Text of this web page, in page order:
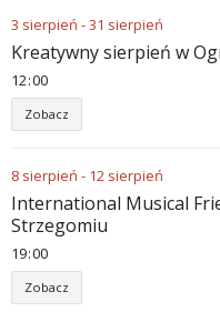
3 sierpień -31 sierpień
Kreatywny sierpień w
12 00
Zobacz
8 sierpień - 12 sierpień
International Musical
Strzegomiu
19 00
Zobacz